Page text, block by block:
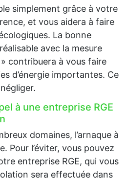
simplement grâce à votre
et vous aidera à faire
La bonne
avec la mesure
contribuera à vous faire
d’énergie importantes. Ce
à une entreprise RGE
domaines, l’arnaque à
Pour l’éviter, vous pouvez
entreprise RGE, qui vous
sera effectuée dans